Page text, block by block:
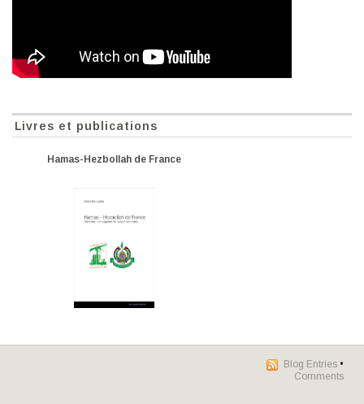
Livres et publications
Hamas-Hezbollah de France
Blog Entries •
Comments